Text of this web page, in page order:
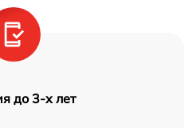
до 3-х лет